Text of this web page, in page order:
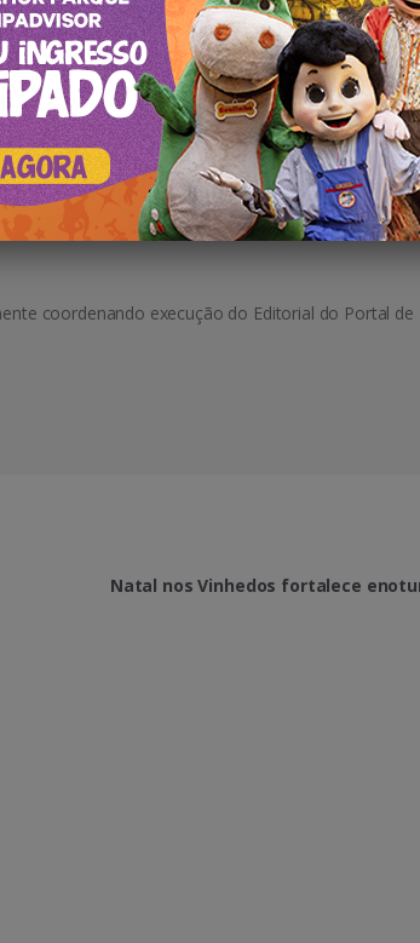
mais de 15 anos atuação na Hotelaria e
coordenando execução do Editorial do Portal de
Natal nos Vinhedos fortalece